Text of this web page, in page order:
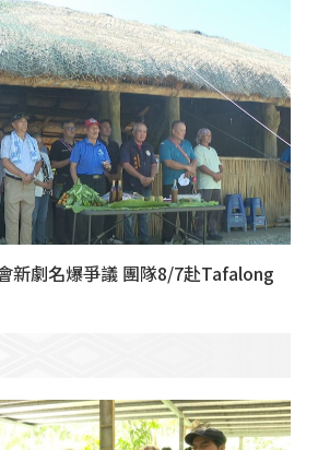
新劇名爆爭議 團隊8/7赴Tafalong